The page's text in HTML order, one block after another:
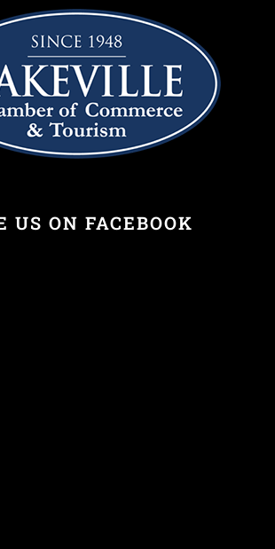
US ON FACEBOOK